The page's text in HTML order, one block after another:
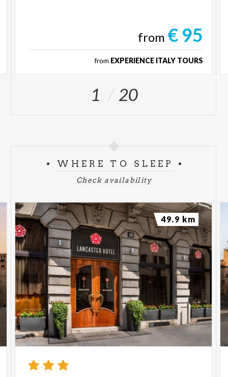
from € 95
from EXPERIENCE ITALY TOURS
1 20
WHERE TO SLEEP
Check availability
49.9 km